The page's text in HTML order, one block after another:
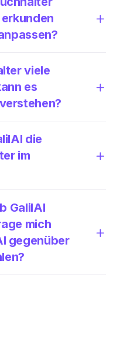
viele
es
die
im
GalilAI
mich
gegenüber